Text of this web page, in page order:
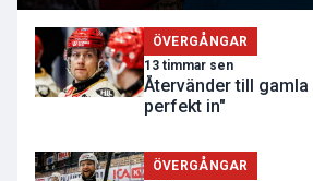
ÖVERGÅNGAR
13 timmar sen
Återvänder till
perfekt in"
ÖVERGÅNGAR